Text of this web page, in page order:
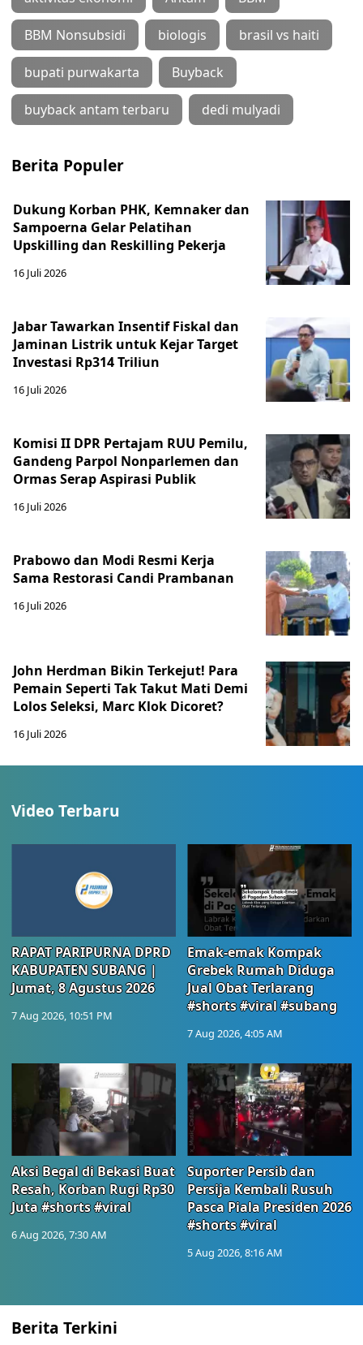
BBM Nonsubsidi biologis brasil vs haiti
bupati purwakarta Buyback
buyback antam terbaru dedi mulyadi
Berita Populer
Dukung Korban PHK, Kemnaker dan
Sampoerna Gelar Pelatihan
Upskilling dan Reskilling Pekerja
16 Juli 2026
Jabar Tawarkan Insentif Fiskal dan
Jaminan Listrik untuk Kejar Target
Investasi Rp314 Triliun
16 Juli 2026
Komisi II DPR Pertajam RUU Pemilu,
Gandeng Parpol Nonparlemen dan
Ormas Serap Aspirasi Publik
16 Juli 2026
Prabowo dan Modi Resmi Kerja
Sama Restorasi Candi Prambanan
16 Juli 2026
John Herdman Bikin Terkejut! Para
Pemain Seperti Tak Takut Mati Demi
Lolos Seleksi, Marc Klok Dicoret?
16 Juli 2026
Video Terbaru
RAPAT PARIPURNA DPRD
KABUPATEN SUBANG |
Jumat, 8 Agustus 2026
7 Aug 2026, 10:51 PM
Emak-emak Kompak
Grebek Rumah Diduga
Jual Obat Terlarang
#shorts #viral #subang
7 Aug 2026, 4:05 AM
Aksi Begal di Bekasi Buat
Resah, Korban Rugi Rp30
Juta #shorts #viral
6 Aug 2026, 7:30 AM
Suporter Persib dan
Persija Kembali Rusuh
Pasca Piala Presiden 2026
#shorts #viral
5 Aug 2026, 8:16 AM
Berita Terkini